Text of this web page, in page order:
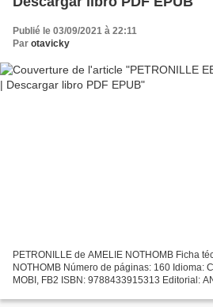
Publié le 03/09/2021 à 22:11
Par otavicky
PETRONILLE de AMELIE NOTHOMB Ficha
NOTHOMB Número de páginas: 160 Idioma:
MOBI, FB2 ISBN: 9788433915313 Editorial: